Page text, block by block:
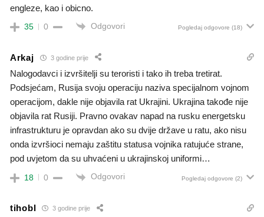
engleze, kao i obicno.
35 0 Odgovori Pogledaj odgovore (18)
Arkaj 3 godine prije
Nalogodavci i izvršitelji su teroristi i tako ih treba tretirat.
Podsjećam, Rusija svoju operaciju naziva specijalnom vojnom
operacijom, dakle nije objavila rat Ukrajini. Ukrajina takođe nije
objavila rat Rusiji. Pravno ovakav napad na rusku energetsku
infrastrukturu je opravdan ako su dvije države u ratu, ako nisu
onda izvršioci nemaju zaštitu statusa vojnika ratujuće strane,
pod uvjetom da su uhvaćeni u ukrajinskoj uniformi…
18 0 Odgovori Pogledaj odgovore (2)
tihobl 3 godine prije